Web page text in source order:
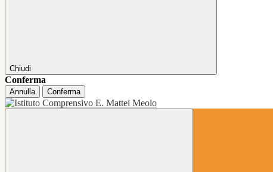
Chiudi
Conferma
Annulla Conferma